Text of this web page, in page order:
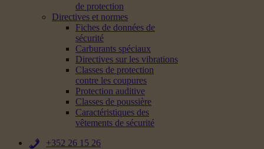
de protection
Directives et normes
Fiches de données de
sécurité
Carburants spéciaux
Directives sur les vibrations
Classes de protection
contre les coupures
Protection auditive
Classes de poussière
Caractéristiques des
vêtements de sécurité
+352 26 15 26